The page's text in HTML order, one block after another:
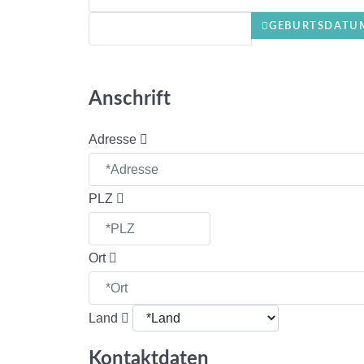
Anschrift
Adresse
PLZ
Ort
Land
Kontaktdaten